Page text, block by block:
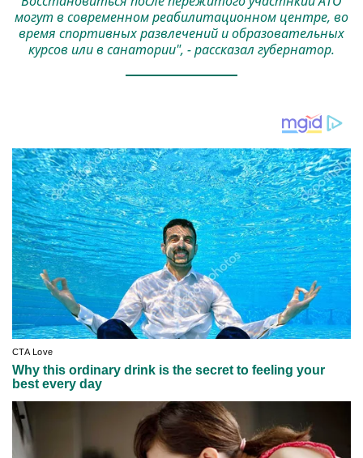
могут в современном реабилитационном центре, во
время спортивных развлечений и образовательных
курсов или в санатории", - рассказал губернатор.